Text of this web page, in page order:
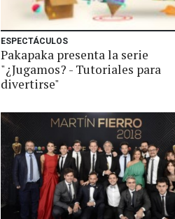
ESPECTÁCULOS
Pakapaka presenta la serie
"¿Jugamos? - Tutoriales para
divertirse"